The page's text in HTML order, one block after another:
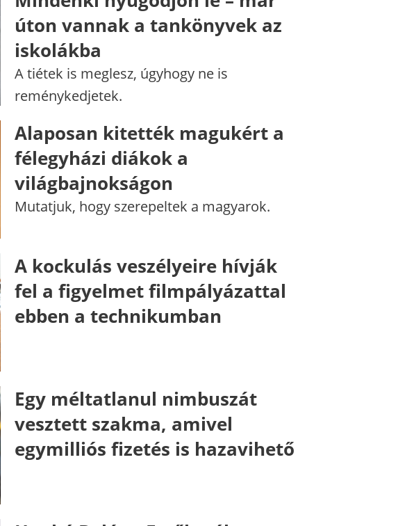
úton vannak a tankönyvek az
iskolákba
A tiétek is meglesz, úgyhogy ne is
reménykedjetek.
Alaposan kitették magukért a
félegyházi diákok a
világbajnokságon
Mutatjuk, hogy szerepeltek a magyarok.
A kockulás veszélyeire hívják
fel a figyelmet filmpályázattal
ebben a technikumban
Egy méltatlanul nimbuszát
vesztett szakma, amivel
egymilliós fizetés is hazavihető